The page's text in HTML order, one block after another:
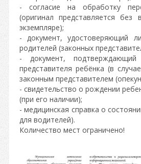
- согласие на обработку
(оригинал представляется без
экземпляре);
- документ, удостоверяющий
родителей (законных
- документ, подтверждающий
представителя ребёнка (в
законным представителем
- свидетельство о рождении
(при его наличии);
- медицинская справка о
для водителей).
Количество мест ограничено!